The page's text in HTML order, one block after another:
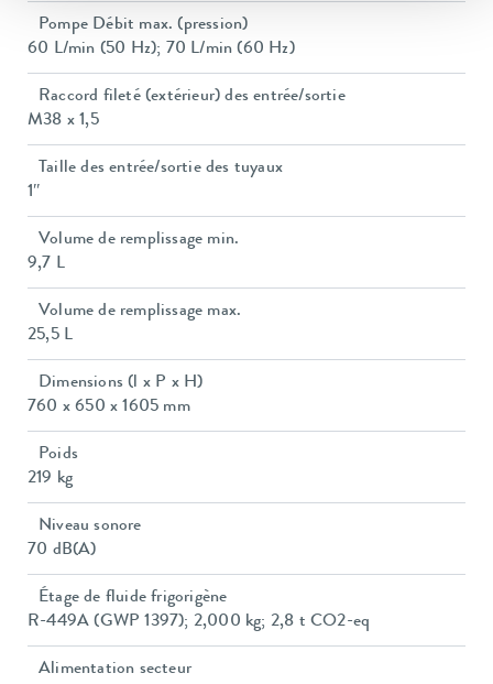
Pompe Débit max. (pression)
60 L/min (50 Hz); 70 L/min (60 Hz)
Raccord fileté (extérieur) des entrée/sortie
M38 x 1,5
Taille des entrée/sortie des tuyaux
1″
Volume de remplissage min.
9,7 L
Volume de remplissage max.
25,5 L
Dimensions (l x P x H)
760 x 650 x 1605 mm
Poids
219 kg
Niveau sonore
70 dB(A)
Étage de fluide frigorigène
R-449A (GWP 1397); 2,000 kg; 2,8 t CO2-eq
Alimentation secteur